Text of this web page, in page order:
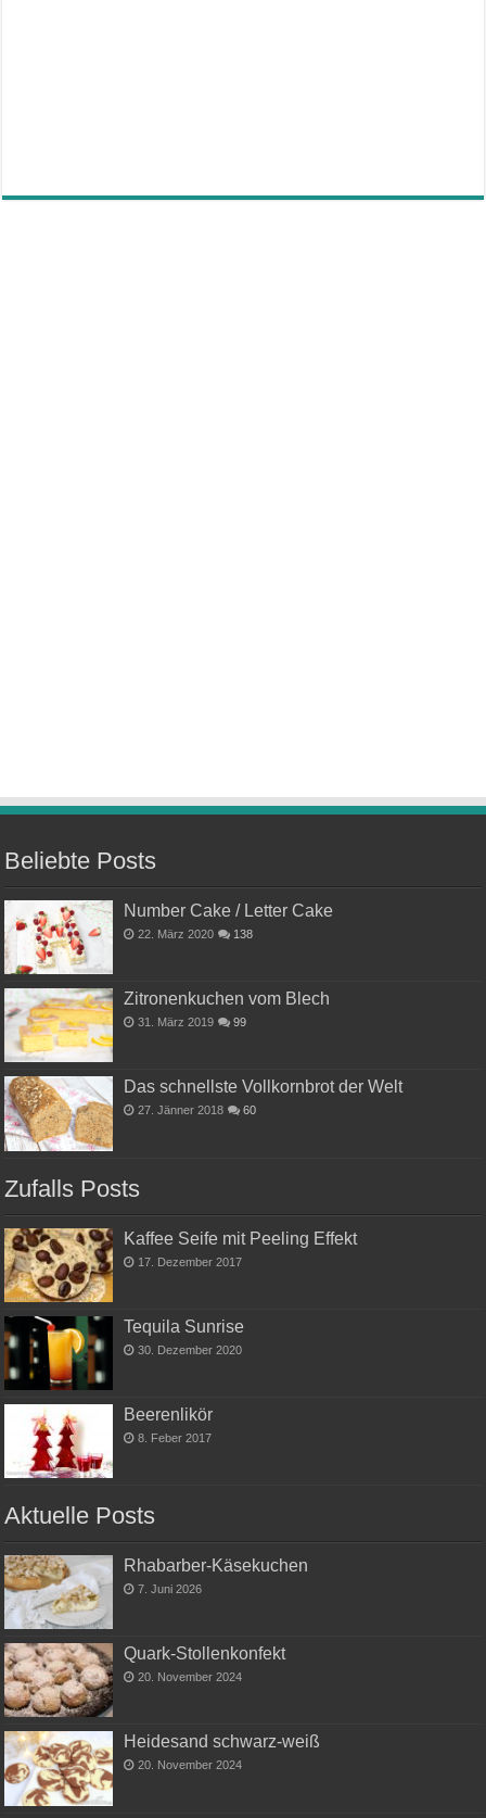
Beliebte Posts
Number Cake / Letter Cake
22. März 2020 138
Zitronenkuchen vom Blech
31. März 2019 99
Das schnellste Vollkornbrot der Welt
27. Jänner 2018 60
Zufalls Posts
Kaffee Seife mit Peeling Effekt
17. Dezember 2017
Tequila Sunrise
30. Dezember 2020
Beerenlikör
8. Feber 2017
Aktuelle Posts
Rhabarber-Käsekuchen
7. Juni 2026
Quark-Stollenkonfekt
20. November 2024
Heidesand schwarz-weiß
20. November 2024